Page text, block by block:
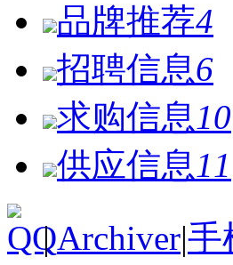
品牌推荐4
招聘信息6
求购信息 10
供应信息 11
| Archiver|手